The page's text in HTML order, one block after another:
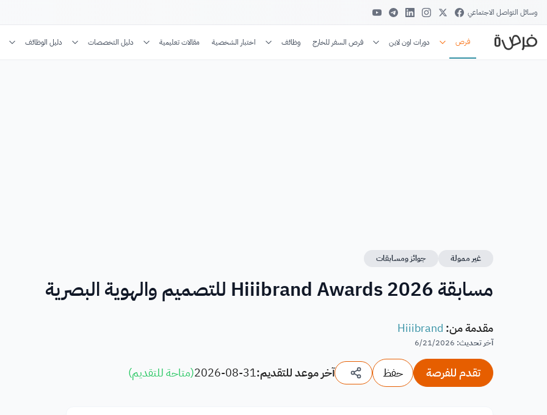
وسائل التواصل الاجتماعي
فرص دورات اون لاين فرص السفر للخارج وظائف اختبار الشخصية مقالات تعليمية دليل التخصصات دليل الوظائف
غير ممولة جوائز ومسابقات
مسابقة Hiiibrand Awards 2026 للتصميم والهوية البصرية
مقدمة من:
Hiiibrand
آخر تحديث:
6/21/2026
تقدم للفرصة حفظ آخر موعد للتقديم:2026-08-31
(متاحة للتقديم)